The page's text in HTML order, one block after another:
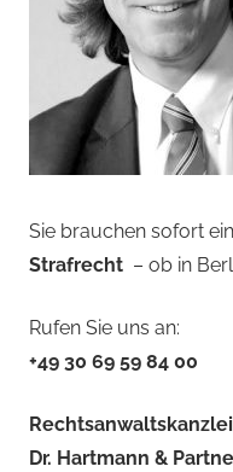
Sie brauchen sofort
Strafrecht – ob in
Rufen Sie uns an:
+49 30 69 59 84 00
Rechtsanwaltskanzlei
Dr. Hartmann &